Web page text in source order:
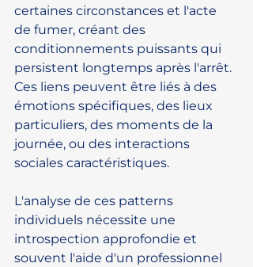
certaines circonstances et l'acte
de fumer, créant des
conditionnements puissants qui
persistent longtemps après l'arrêt.
Ces liens peuvent être liés à des
émotions spécifiques, des lieux
particuliers, des moments de la
journée, ou des interactions
sociales caractéristiques.
L'analyse de ces patterns
individuels nécessite une
introspection approfondie et
souvent l'aide d'un professionnel